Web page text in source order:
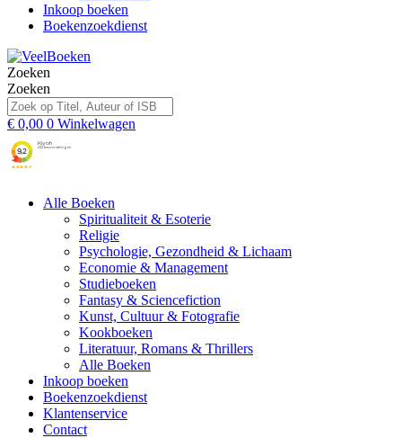
Inkoop boeken
Boekenzoekdienst
Zoeken
Zoeken
€ 0,00 0 Winkelwagen
Alle Boeken
Spiritualiteit & Esoterie
Religie
Psychologie, Gezondheid & Lichaam
Economie & Management
Studieboeken
Fantasy & Sciencefiction
Kunst, Cultuur & Fotografie
Kookboeken
Literatuur, Romans & Thrillers
Alle Boeken
Inkoop boeken
Boekenzoekdienst
Klantenservice
Contact